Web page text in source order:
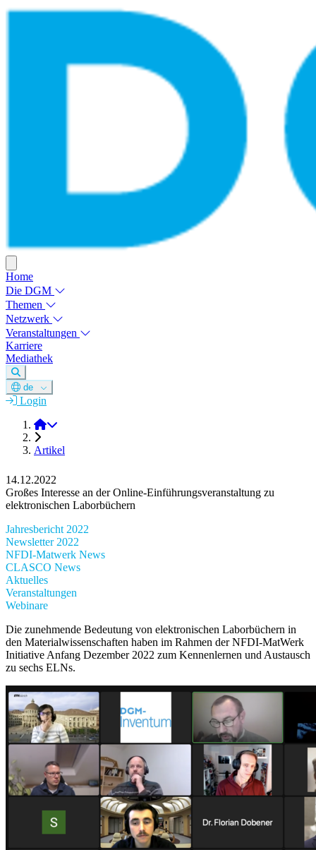
Home
Die DGM
Themen
Netzwerk
Veranstaltungen
Karriere
Mediathek
de
Login
DGM e.V.
Artikel
14.12.2022
Großes Interesse an der Online-Einführungsveranstaltung zu
elektronischen Laborbüchern
Jahresbericht 2022
Newsletter 2022
NFDI-Matwerk News
CLASCO News
Aktuelles
Veranstaltungen
Webinare
Die zunehmende Bedeutung von elektronischen Laborbüchern in
den Materialwissenschaften haben im Rahmen der NFDI-MatWerk
Initiative Anfang Dezember 2022 zum Kennenlernen und Austausch
zu sechs ELNs.